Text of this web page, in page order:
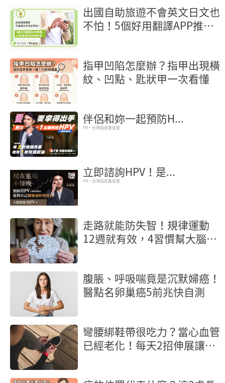
出國自助旅遊不會英文日文也
不怕！5個好用翻譯APP推
指甲凹陷怎麼辦？指甲出現橫
紋、凹點、匙狀甲一次看懂
伴侶和妳一起預防H...
PR・台灣癌症基金會
立即諮詢HPV！是...
PR・台灣癌症基金會
走路就能防失智！規律運動
12週就有效，4習慣幫大腦清
腹脹、呼吸喘竟是沉默婦癌！
醫點名卵巢癌5前兆快自測
彎腰綁鞋帶很吃力？當心血管
已經老化！每天2招伸展讓血